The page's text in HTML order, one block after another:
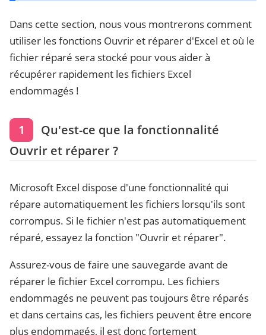
Dans cette section, nous vous montrerons comment
utiliser les fonctions Ouvrir et réparer d'Excel et où le
fichier réparé sera stocké pour vous aider à
récupérer rapidement les fichiers Excel
endommagés !
1
Qu'est-ce que la fonctionnalité
Ouvrir et réparer ?
Microsoft Excel dispose d'une fonctionnalité qui
répare automatiquement les fichiers lorsqu'ils sont
corrompus. Si le fichier n'est pas automatiquement
réparé, essayez la fonction "Ouvrir et réparer".
Assurez-vous de faire une sauvegarde avant de
réparer le fichier Excel corrompu. Les fichiers
endommagés ne peuvent pas toujours être réparés
et dans certains cas, les fichiers peuvent être encore
plus endommagés, il est donc fortement